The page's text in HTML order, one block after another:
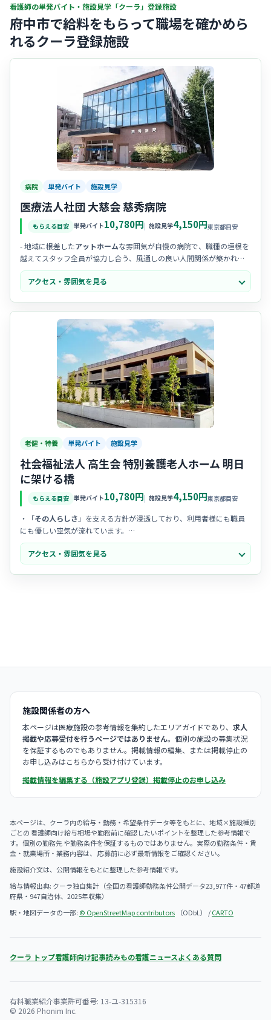
看護師の単発バイト・施設見学「クーラ」登録施設
府中市で給料をもらって職場を確かめら
れるクーラ登録施設
病院 単発バイト 施設見学
医療法人社団 大慈会 慈秀病院
もらえる目安 単発バイト10,780円 施設見学4,150円東京都目安
- 地域に根差したアットホームな雰囲気が自慢の病院で、職種の垣根を
越えてスタッフ全員が協力し合う、風通しの良い人間関係が築かれて
います。
- 患者様お一人おひとりの人生に寄り添う時間を大切にしており、効率
だけを求めるのではなく、心のこもった看護を実践したい方に最適な
- 穏やかで優しいスタッフが多く在籍しており、中途入職の方でも緊張
せずに馴染めるよう、周囲が温かく迎え入れ、丁寧な声掛け
くれる文化があります。
アクセス・雰囲気を見る
老健・特養 単発バイト 施設見学
社会福祉法人 高生会 特別養護老人ホーム 明日
に架ける橋
もらえる目安 単発バイト10,780円 施設見学4,150円東京都目安
・「その人らしさ 」を支える方針が浸透しており、利用者様にも職員
にも優しい空気が流れています。
・職場の人間関係が良好で、困った時はチーム全体でフォローし合え
る協力体制が整っています。
・施設内は清潔で明るいため、常に前向きな気持ちでケアに取り組む
アクセス・雰囲気を見る
施設関係者の方へ
本ページは医療施設の参考情報を集約したエリアガイドであり、 求人
掲載や応募受付を行うページではありません。個別の施設の募集状況
を保証するものでもありません。掲載情報の編集、または掲載停止の
お申し込みはこちらから受け付けています。
掲載情報を編集する（施設アプリ登録） 掲載停止のお申し込み
本ページは、クーラ内の給与・勤務・希望条件データ等をもとに、地域×施設種別
ごとの 看護師向け給与相場や勤務前に確認したいポイントを整理した参考情報で
す。個別の勤務先 や勤務条件を保証するものではありません。実際の勤務条件・賃
金・就業場所・業務内容は、 応募前に必ず最新情報をご確認ください。
施設紹介文は、公開情報をもとに整理した参考情報です。
給与情報出典: クーラ独自集計（全国の看護師勤務条件公開データ23,977件・47都道
府県・947自治体、2025年収集）
駅・地図データの一部: © OpenStreetMap contributors （ODbL） /CARTO
クーラ トップ看護師向け記事読みもの看護ニュースよくある質問
有料職業紹介事業許可番号: 13-ユ-315316
© 2026 Phonim Inc.